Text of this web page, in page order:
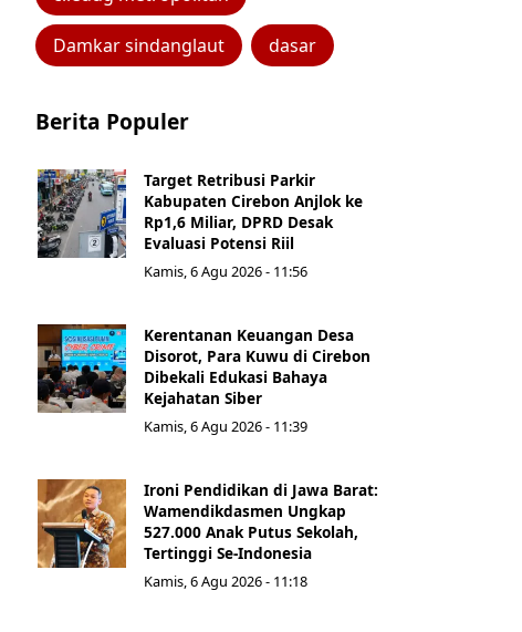
Damkar sindanglaut dasar
Berita Populer
Target Retribusi Parkir
Kabupaten Cirebon Anjlok ke
Rp1,6 Miliar, DPRD Desak
Evaluasi Potensi Riil
Kamis, 6 Agu 2026 - 11:56
Kerentanan Keuangan Desa
Disorot, Para Kuwu di Cirebon
Dibekali Edukasi Bahaya
Kejahatan Siber
Kamis, 6 Agu 2026 - 11:39
Ironi Pendidikan di Jawa Barat:
Wamendikdasmen Ungkap
527.000 Anak Putus Sekolah,
Tertinggi Se-Indonesia
Kamis, 6 Agu 2026 - 11:18